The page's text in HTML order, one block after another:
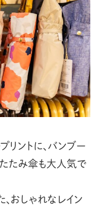
リントに、バンブー
たみ傘も大人気で
おしゃれなレイン